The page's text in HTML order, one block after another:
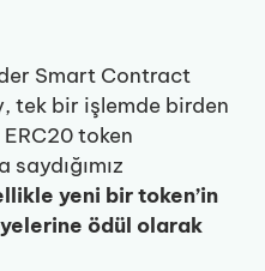
Smart Contract
tek bir işlemde birden
token
yeni bir token’in
ödül olarak